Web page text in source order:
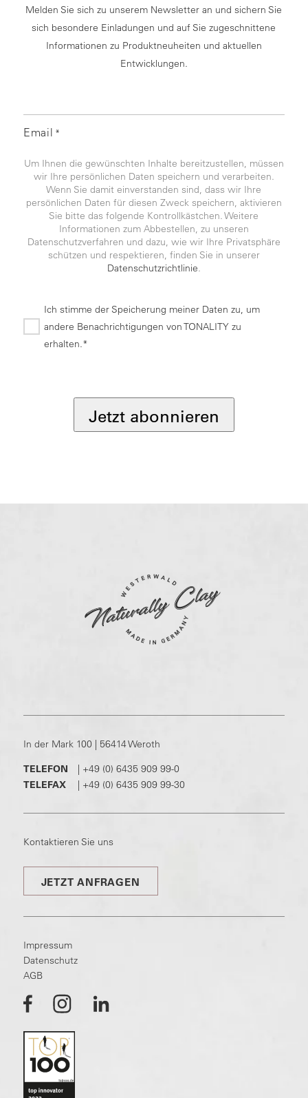
Melden Sie sich zu unserem Newsletter an und sichern Sie
sich besondere Einladungen und auf Sie zugeschnittene
Informationen zu Produktneuheiten und aktuellen
Entwicklungen.
Email *
Um Ihnen die gewünschten Inhalte bereitzustellen, müssen
wir Ihre persönlichen Daten speichern und verarbeiten.
Wenn Sie damit einverstanden sind, dass wir Ihre
persönlichen Daten für diesen Zweck speichern, aktivieren
Sie bitte das folgende Kontrollkästchen. Weitere
Informationen zum Abbestellen, zu unseren
Datenschutzverfahren und dazu, wie wir Ihre Privatsphäre
schützen und respektieren, finden Sie in unserer
Datenschutzrichtlinie.
Ich stimme der Speicherung meiner Daten zu, um
andere Benachrichtigungen von TONALITY zu
erhalten.*
Jetzt abonnieren
In der Mark 100 | 56414 Weroth
TELEFON
+49 (0) 6435 909 99-0
TELEFAX
+49 (0) 6435 909 99-30
Kontaktieren Sie uns
JETZT ANFRAGEN
Impressum
Datenschutz
AGB